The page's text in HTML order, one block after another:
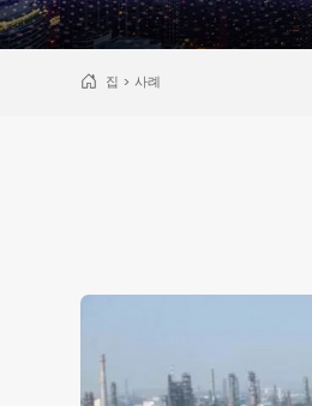
집 > 사례